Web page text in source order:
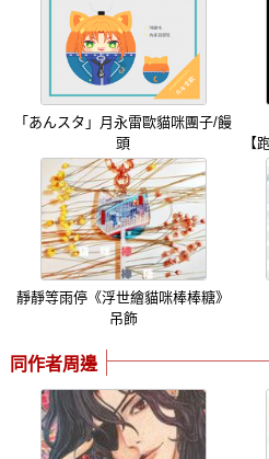
「あんスタ」月永雷歐貓咪團子/饅
頭
【
靜靜等雨停《浮世繪貓咪棒棒糖》
吊飾
同作者周邊